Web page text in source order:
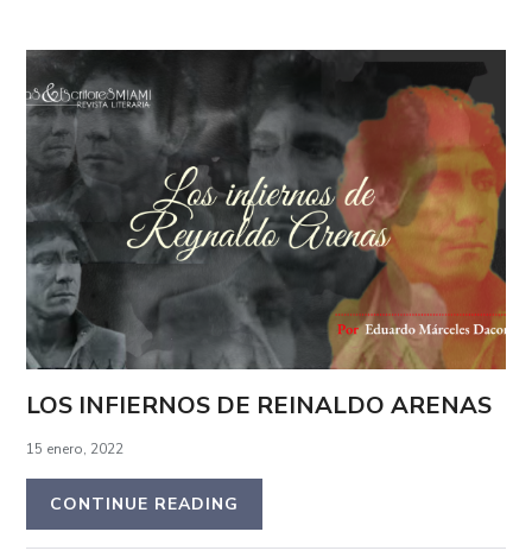
LOS INFIERNOS DE REINALDO ARENAS
15 enero, 2022
CONTINUE READING